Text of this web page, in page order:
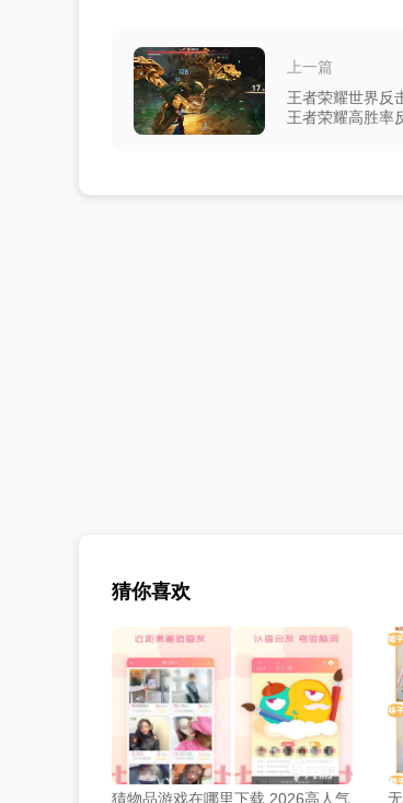
上一篇
王者荣耀世界反
王者荣耀高胜率
猜你喜欢
猜物品游戏在哪里下载 2026高人气